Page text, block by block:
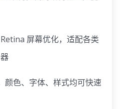
屏幕优化，适配各类
颜色、字体、样式均可快速